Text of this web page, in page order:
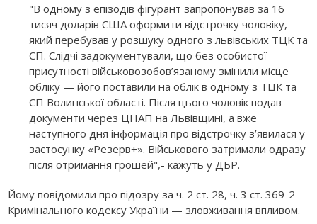
"В одному з епізодів фігурант запропонував за 16
тисяч доларів США оформити відстрочку чоловіку,
який перебував у розшуку одного з львівських ТЦК та
СП. Слідчі задокументували, що без особистої
присутності військовозобов’язаному змінили місце
обліку — його поставили на облік в одному з ТЦК та
СП Волинської області. Після цього чоловік подав
документи через ЦНАП на Львівщині, а вже
наступного дня інформація про відстрочку з’явилася у
застосунку «Резерв+». Військового затримали одразу
після отримання грошей",- кажуть у ДБР.
Йому повідомили про підозру за ч. 2 ст. 28, ч. 3 ст. 369-2
Кримінального кодексу України — зловживання впливом.